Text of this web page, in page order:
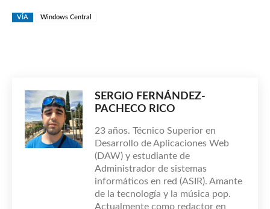
VÍA Windows Central
SERGIO FERNÁNDEZ-
PACHECO RICO
23 años. Técnico Superior en
Desarrollo de Aplicaciones Web
(DAW) y estudiante de
Administrador de sistemas
informáticos en red (ASIR). Amante
de la tecnología y la música pop.
Actualmente como redactor en